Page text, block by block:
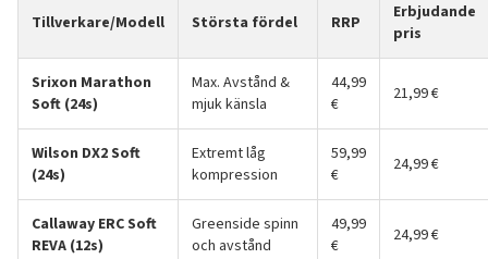
Tillverkare/Modell Största fördel RRP
Erbjudande
pris
Srixon Marathon
Soft (24s)
Max. Avstånd &
mjuk känsla
44,99
€
21,99 €
Wilson DX2 Soft
(24s)
Extremt låg
kompression
59,99
€
24,99 €
Callaway ERC Soft
REVA (12s)
Greenside spinn
och avstånd
49,99
€
24,99 €